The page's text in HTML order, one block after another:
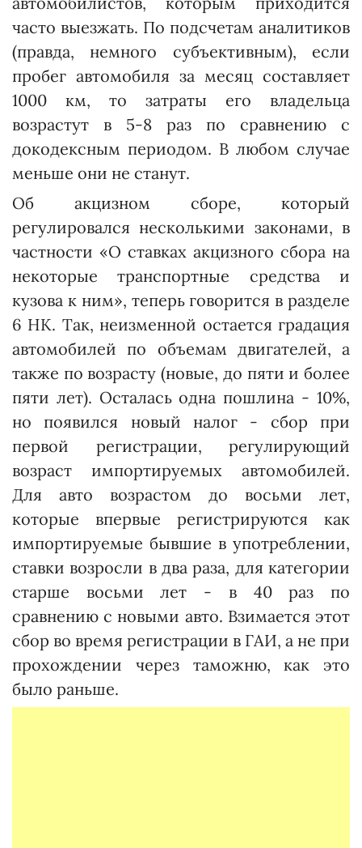
часто выезжать. По подсчетам аналитиков
(правда, немного субъективным), если
пробег автомобиля за месяц составляет
1000 км, то затраты его владельца
возрастут в 5-8 раз по сравнению с
докодексным периодом. В любом случае
меньше они не станут.
Об акцизном сборе, который
регулировался несколькими законами, в
частности «О ставках акцизного сбора на
некоторые транспортные средства и
кузова к ним», теперь говорится в разделе
6 НК. Так, неизменной остается градация
автомобилей по объемам двигателей, а
также по возрасту (новые, до пяти и более
пяти лет). Осталась одна пошлина - 10%,
но появился новый налог - сбор при
первой регистрации, регулирующий
возраст импортируемых автомобилей.
Для авто возрастом до восьми лет,
которые впервые регистрируются как
импортируемые бывшие в употреблении,
ставки возросли в два раза, для категории
старше восьми лет - в 40 раз по
сравнению с новыми авто. Взимается этот
сбор во время регистрации в ГАИ, а не при
прохождении через таможню, как это
было раньше.